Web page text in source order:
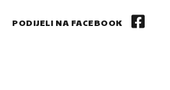
PODIJELI NA FACEBOOK